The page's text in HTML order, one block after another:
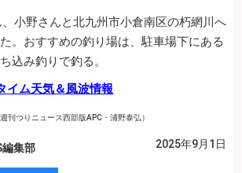
小野さんと北九州市小倉南区の朽網川へ
。おすすめの釣り場は、駐車場下にある
込み釣りで釣る。
イム天気＆風波情報
刊つりニュース西部版APC・浦野泰弘）
編集部 2025年9月1日